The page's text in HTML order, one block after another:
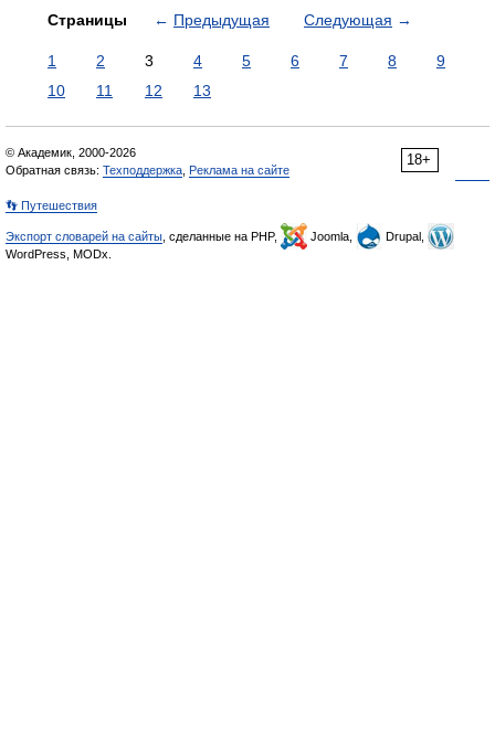
Страницы ← Предыдущая Следующая →
1 2 3 4 5 6 7 8
9
10
11 12 13
18+
© Академик, 2000-2026
Обратная связь: Техподдержка Реклама на сайте
👣 Путешествия
Экспорт словарей на сайты , сделанные на PHP, Joomla,
Drupal,
WordPress, MODx.